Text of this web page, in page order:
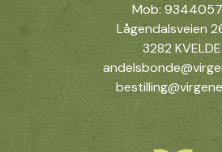
Mob:
Lågendalsveien
3282 KVELDE